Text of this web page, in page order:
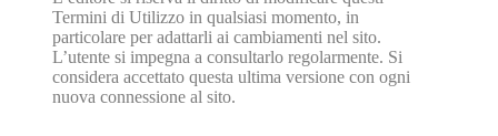
Termini di Utilizzo in qualsiasi momento, in
particolare per adattarli ai cambiamenti nel sito.
L’utente si impegna a consultarlo regolarmente. Si
considera accettato questa ultima versione con ogni
nuova connessione al sito.